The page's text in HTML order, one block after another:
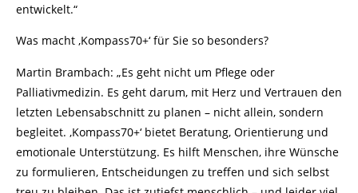
entwickelt.“
Was macht ‚Kompass70+‘ für Sie so besonders?
Martin Brambach: „Es geht nicht um Pflege oder
Palliativmedizin. Es geht darum, mit Herz und Vertrauen den
letzten Lebensabschnitt zu planen – nicht allein, sondern
begleitet. ‚Kompass70+‘ bietet Beratung, Orientierung und
emotionale Unterstützung. Es hilft Menschen, ihre Wünsche
zu formulieren, Entscheidungen zu treffen und sich selbst